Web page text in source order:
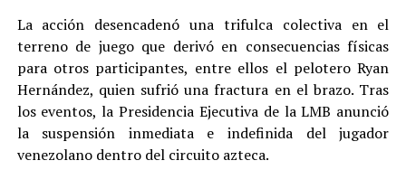
La acción desencadenó una trifulca colectiva en el
terreno de juego que derivó en consecuencias físicas
para otros participantes, entre ellos el pelotero Ryan
Hernández, quien sufrió una fractura en el brazo. Tras
los eventos, la Presidencia Ejecutiva de la LMB anunció
la suspensión inmediata e indefinida del jugador
venezolano dentro del circuito azteca.